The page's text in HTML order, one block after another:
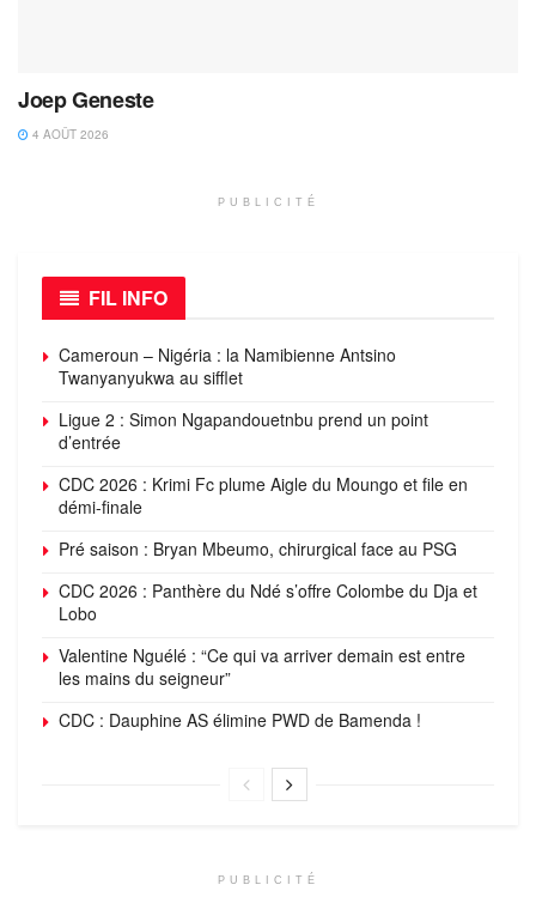
Joep Geneste
4 AOÛT 2026
PUBLICITÉ
FIL INFO
Cameroun – Nigéria : la Namibienne Antsino
Twanyanyukwa au sifflet
Ligue 2 : Simon Ngapandouetnbu prend un point
d’entrée
CDC 2026 : Krimi Fc plume Aigle du Moungo et file en
démi-finale
Pré saison : Bryan Mbeumo, chirurgical face au PSG
CDC 2026 : Panthère du Ndé s’offre Colombe du Dja et
Lobo
Valentine Nguélé : “Ce qui va arriver demain est entre
les mains du seigneur”
CDC : Dauphine AS élimine PWD de Bamenda !
PUBLICITÉ